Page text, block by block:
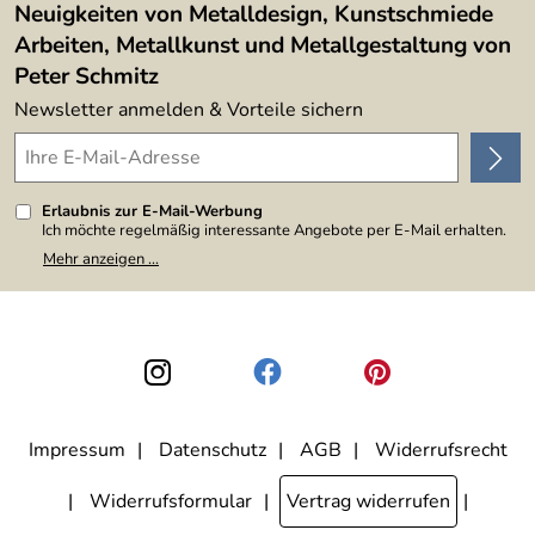
Neuigkeiten von Metalldesign, Kunstschmiede
Arbeiten, Metallkunst und Metallgestaltung von
Peter Schmitz
Newsletter anmelden & Vorteile sichern
Erlaubnis zur E-Mail-Werbung
Ich möchte regelmäßig interessante Angebote per E-Mail erhalten.
Meine E-Mail-Adresse wird nicht an andere Unternehmen
weitergegeben. Zu statistischen Zwecken wird in anonymer Form
den Link "Abmelden" am Ende des Newsletters anklicke. Die
Datenschutzerklärung
habe ich zur Kenntnis genommen.
Mehr anzeigen ...
Impressum Datenschutz AGB
Widerrufsrecht
Widerrufsformular
Vertrag widerrufen